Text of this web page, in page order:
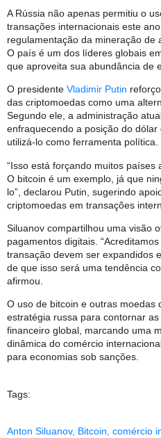
A Rússia não apenas permitiu o
transações internacionais este
regulamentação da mineração de
O país é um dos líderes globais
que aproveita sua abundância de
O presidente Vladimir Putin
das criptomoedas como uma
Segundo ele, a administração
enfraquecendo a posição do
utilizá-lo como ferramenta política.
“Isso está forçando muitos países
O bitcoin é um exemplo, já que
lo”, declarou Putin, sugerindo
criptomoedas em transações
Siluanov compartilhou uma visão
pagamentos digitais.
transação devem ser expandidos
de que isso será uma tendência
afirmou.
O uso de bitcoin e outras moedas
estratégia russa para contornar
financeiro global, marcando uma
dinâmica do comércio
para economias sob sanções.
Tags:
Anton Siluanov, Bitcoin comércio